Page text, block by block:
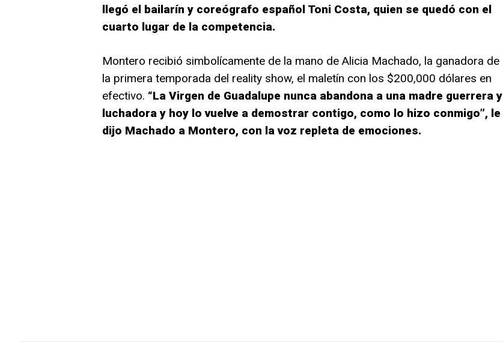
llegó el bailarín y coreógrafo español Toni Costa, quien se quedó con el
cuarto lugar de la competencia.
Montero recibió simbolícamente de la mano de Alicia Machado, la ganadora de
la primera temporada del reality show, el maletín con los $200,000 dólares en
efectivo. “La Virgen de Guadalupe nunca abandona a una madre guerrera y
luchadora y hoy lo vuelve a demostrar contigo, como lo hizo conmigo”, le
dijo Machado a Montero, con la voz repleta de emociones.